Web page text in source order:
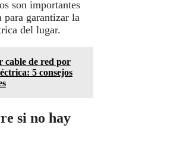
son importantes
para garantizar la
del lugar.
cable de red por
5 consejos
si no hay